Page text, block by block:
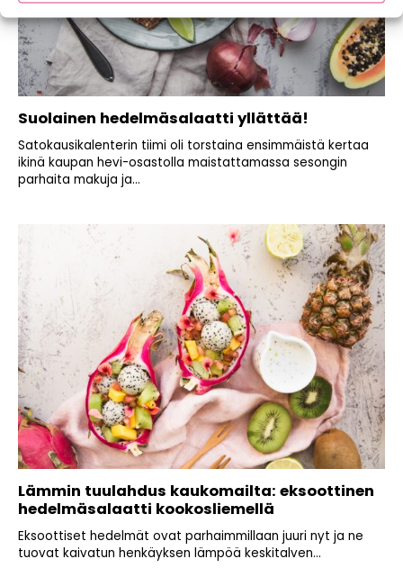
Suolainen hedelmäsalaatti yllättää!
Satokausikalenterin tiimi oli torstaina ensimmäistä kertaa
ikinä kaupan hevi-osastolla maistattamassa sesongin
parhaita makuja ja...
Lämmin tuulahdus kaukomailta: eksoottinen
hedelmäsalaatti kookosliemellä
Eksoottiset hedelmät ovat parhaimmillaan juuri nyt ja ne
tuovat kaivatun henkäyksen lämpöä keskitalven...